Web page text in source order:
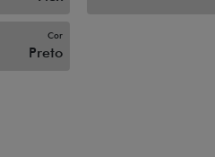
Combustível
Flex